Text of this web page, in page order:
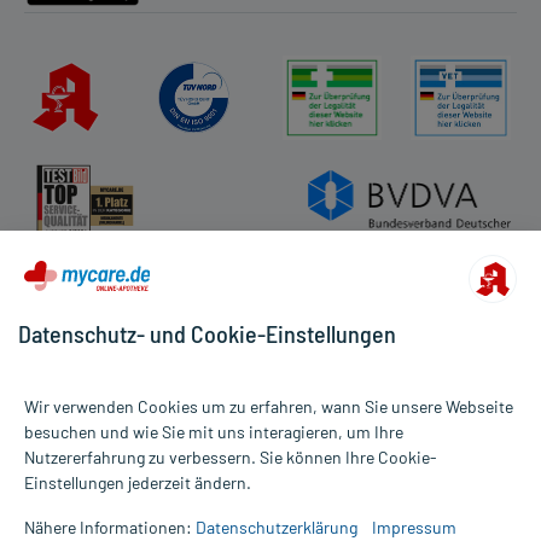
Alle Preise gelten inkl. MwSt., ggf. zzgl. Versandkosten
Informationen auf dieser Website werden ausschließlich für
Datenschutz- und Cookie-Einstellungen
Wir verwenden Cookies um zu erfahren, wann Sie unsere Webseite
besuchen und wie Sie mit uns interagieren, um Ihre
Nutzererfahrung zu verbessern. Sie können Ihre Cookie-
Einstellungen jederzeit ändern.
Nähere Informationen: Datenschutzerklärung Impressum